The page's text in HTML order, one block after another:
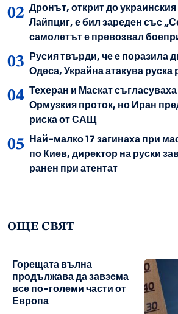
Дронът, открит до
Лайпциг, е бил зареден със
самолетът е превозвал
Русия твърди, че е поразила
Одеса, Украйна атакува
Техеран и Маскат
Ормузкия проток, но Иран
риска от САЩ
Най-малко 17 загинаха при
по Киев, директор на руски
ранен при атентат
ОЩЕ СВЯТ
Горещата вълна
продължава да завзема
все по-големи части от
Европа